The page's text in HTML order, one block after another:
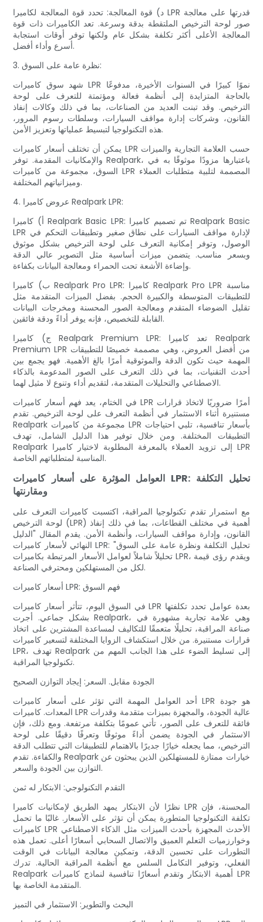
د) قوة المعالجة: تحدد قوة المعالجة لكاميرا LPR قدرتها على معالجة
صور لوحة الترخيص الملتقطة بدقة وسرعة. تعد الكاميرات ذات قوة
المعالجة الأعلى أكثر تكلفة بشكل عام ولكنها توفر أوقات استجابة
أسرع وأداء أفضل.
3. نظرة عامة على السوق:
شهد سوق كاميرات LPR نموًا كبيرًا في السنوات الأخيرة، مدفوعًا
بالحاجة المتزايدة إلى أنظمة فعالة ومؤتمتة للتعرف على لوحة
الترخيص. وقد تبنت العديد من الصناعات، بما في ذلك وكالات إنفاذ
القانون، وشركات إدارة مواقف السيارات، وسلطات رسوم المرور،
هذه التكنولوجيا لتبسيط عملياتها وتعزيز الأمن.
يمكن أن تختلف أسعار كاميرات LPR حسب العلامة التجارية والميزات
والإمكانيات المقدمة. توفر Realpark، باعتبارها مزودًا موثوقًا به في
السوق، مجموعة من كاميرات LPR المصممة لتلبية متطلبات العملاء
وميزانياتهم المختلفة.
4. عروض كاميرا Realpark LPR:
أ) كاميرا Realpark Basic LPR: تم تصميم كاميرا Realpark Basic
LPR لإدارة مواقف السيارات على نطاق صغير وتطبيقات التحكم في
الوصول، وتوفر إمكانية التعرف على لوحة الترخيص بشكل موثوق
وبسعر مناسب. يتضمن ميزات أساسية مثل التصوير عالي الدقة
وإضاءة الأشعة تحت الحمراء ومعالجة البيانات بكفاءة.
ب) كاميرا Realpark Pro LPR: كاميرا Realpark Pro LPR مناسبة
للتطبيقات المتوسطة والكبيرة الحجم. بفضل الميزات المتقدمة مثل
تقليل الضوضاء المتقدم ومعالجة الصور المحسنة ومخرجات البيانات
القابلة للتخصيص، فإنه يوفر أداءً ودقة فائقين.
ج) كاميرا Realpark Premium LPR: تعد كاميرا Realpark
Premium LPR من أفضل العروض، وهي مصممة خصيصًا للتطبيقات
المهمة حيث تكون الدقة والموثوقية أمرًا بالغ الأهمية. فهو يجمع بين
أحدث التقنيات، بما في ذلك التعرف على الصور المدعومة بالذكاء
الاصطناعي والتحليلات المتقدمة، لتقديم أداء وتنوع لا مثيل لهما.
في الختام، يعد فهم أسعار كاميرات LPR أمرًا ضروريًا لاتخاذ قرارات
مستنيرة أثناء الاستثمار في أنظمة التعرف على لوحة الترخيص. تقدم
Realpark مجموعة من كاميرات LPR بأسعار تنافسية، تلبي احتياجات
التطبيقات المختلفة. ومن خلال توفير هذا الدليل الشامل، تهدف
Realpark إلى تزويد العملاء بالمعرفة المطلوبة لاختيار كاميرا LPR
المناسبة لمتطلباتهم الخاصة.
العوامل المؤثرة على أسعار كاميرات LPR: تحليل التكلفة
ومقارنتها
مع استمرار تقدم تكنولوجيا المراقبة، اكتسبت كاميرات التعرف على
لوحة الترخيص (LPR) أهمية في مختلف القطاعات، بما في ذلك إنفاذ
القانون، وإدارة مواقف السيارات، وأنظمة الأمن. يقدم المقال "الدليل
النهائي لأسعار كاميرات LPR: تحليل التكلفة ونظرة عامة على السوق"
تحليلاً شاملاً لعوامل الأسعار المرتبطة بكاميرات LPR، ويقدم رؤى قيمة
لكل من المستهلكين ومحترفي الصناعة.
أسعار كاميرات LPR: فهم السوق
في السوق اليوم، تتأثر أسعار كاميرات LPR بعدة عوامل تحدد تكلفتها
بشكل جماعي. أجرت Realpark، وهي علامة تجارية مشهورة في
صناعة المراقبة، تحليلًا متعمقًا للتكاليف لمساعدة المشترين على اتخاذ
قرارات مستنيرة. من خلال استكشاف الزوايا المختلفة لتسعير كاميرات
LPR، تهدف Realpark إلى تسليط الضوء على هذا الجانب المهم من
تكنولوجيا المراقبة.
الجودة مقابل. السعر: إيجاد التوازن الصحيح
أحد العوامل المهمة التي تؤثر على أسعار كاميرات LPR هو جودة
المعدات. كاميرات LPR عالية الجودة، والمجهزة بميزات متقدمة وقدرات
فائقة للتعرف على الصور، تأتي عمومًا بتكلفة مرتفعة. ومع ذلك، فإن
الاستثمار في الجودة يضمن أداءً موثوقًا وتعرفًا دقيقًا على لوحة
الترخيص، مما يجعله خيارًا جديرًا بالاهتمام للتطبيقات التي تتطلب الدقة
والكفاءة. تقدم Realpark خيارات ممتازة للمستهلكين الذين يبحثون عن
التوازن بين الجودة والسعر.
التقدم التكنولوجي: الابتكار له ثمن
نظرًا لأن الابتكار يمهد الطريق لإمكانيات كاميرا LPR المحسنة، فإن
تكلفة التكنولوجيا المتطورة يمكن أن تؤثر على الأسعار. غالبًا ما تحمل
كاميرات LPR الأحدث المجهزة بأحدث الميزات مثل الذكاء الاصطناعي
وخوارزميات التعلم العميق والاتصال السحابي أسعارًا أعلى. تعمل هذه
التطورات على تحسين الدقة، وتمكين معالجة البيانات في الوقت
الفعلي، وتوفير التكامل السلس مع أنظمة المراقبة الحالية. تدرك
Realpark أهمية الابتكار وتقدم أسعارًا تنافسية لنماذج كاميرات LPR
المتقدمة الخاصة بها.
البحث والتطوير: الاستثمار في التميز